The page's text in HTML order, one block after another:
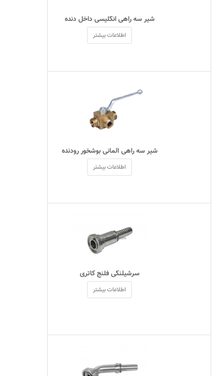
شیر سه راهی انگلیسی داخل دنده
اطلاعات بیشتر
شیر سه راهی آلمانی بوشخور رودنده
اطلاعات بیشتر
سرشيلنگی فلنج کاتری
اطلاعات بیشتر